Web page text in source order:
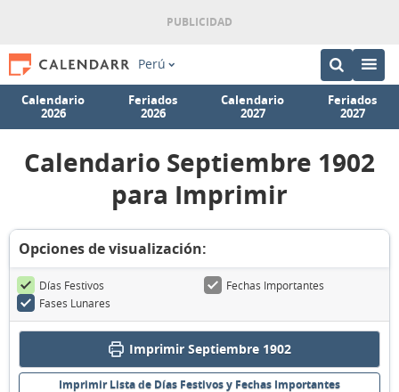
Perú
Calendario
2026
Feriados
2026
Calendario
2027
Feriados
2027
Calendario Septiembre 1902
para Imprimir
Opciones de visualización:
Días Festivos
Fechas Importantes
Fases Lunares
Imprimir Septiembre 1902
Imprimir Lista de Días Festivos y Fechas Importantes